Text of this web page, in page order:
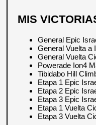
MIS
General Epic
General Vuelta a
General Vuelta
Powerade Ion4
Tibidabo Hill
Etapa 1 Epic
Etapa 2 Epic
Etapa 3 Epic
Etapa 1 Vuelta
Etapa 3 Vuelta